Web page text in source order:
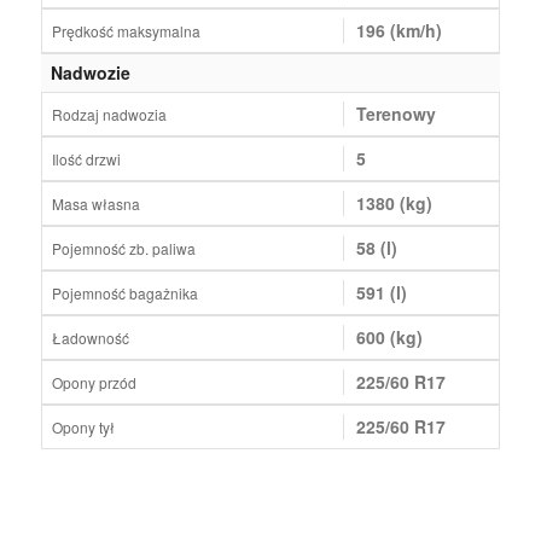
Prędkość maksymalna
196 (km/h)
Nadwozie
Rodzaj nadwozia Terenowy
Ilość drzwi 5
Masa własna 1380 (kg)
Pojemność zb. paliwa 58 (l)
Pojemność bagażnika 591 (l)
Ładowność 600 (kg)
Opony przód 225/60 R17
Opony tył 225/60 R17